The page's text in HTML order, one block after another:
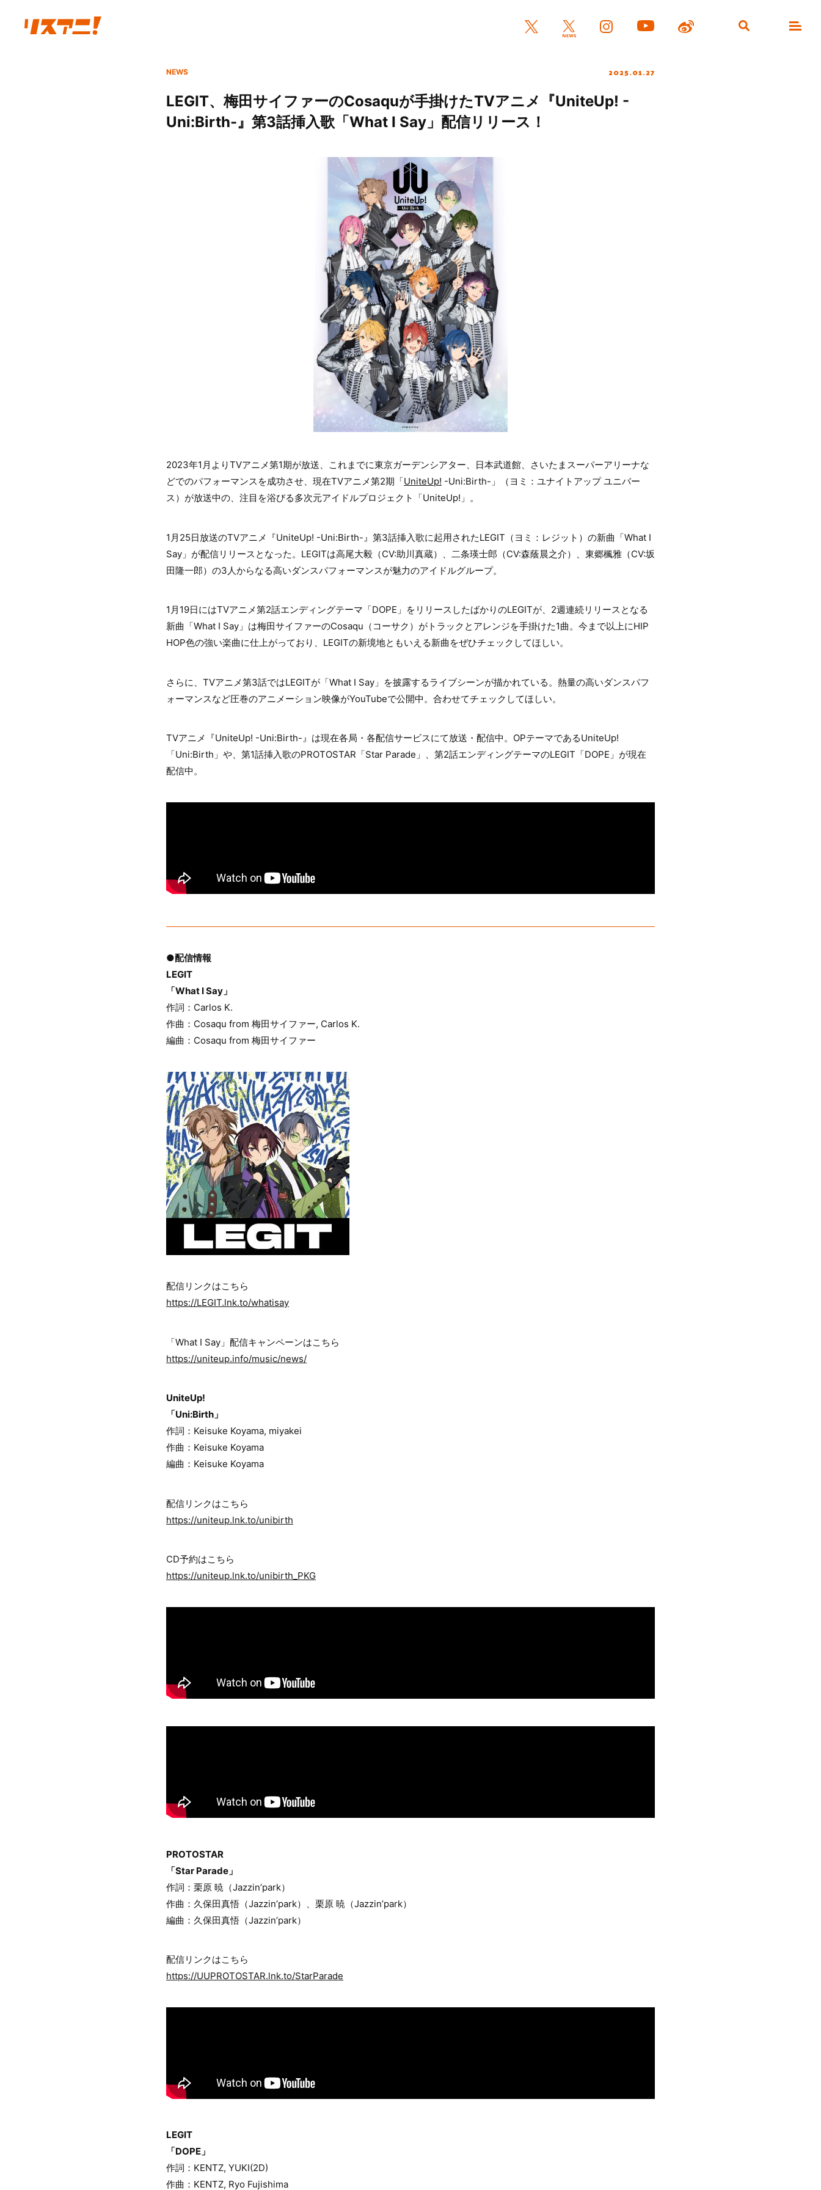
NEWS 2025.01.27
LEGIT、梅田サイファーのCosaquが手掛けたTVアニメ『UniteUp! -
Uni:Birth-』第3話挿入歌「What I Say」配信リリース！
2023年1月よりTVアニメ第1期が放送、これまでに東京ガーデンシアター、日本武道館、さいたまスーパーアリーナな
どでのパフォーマンスを成功させ、現在TVアニメ第2期「UniteUp! -Uni:Birth-」（ヨミ：ユナイトアップ ユニバー
ス）が放送中の、注目を浴びる多次元アイドルプロジェクト「UniteUp!」。
1月25日放送のTVアニメ『UniteUp! -Uni:Birth-』第3話挿入歌に起用されたLEGIT（ヨミ：レジット）の新曲「What I
Say」が配信リリースとなった。LEGITは高尾大毅（CV:助川真蔵）、二条瑛士郎（CV:森蔭晨之介）、東郷楓雅（CV:坂
田隆一郎）の3人からなる高いダンスパフォーマンスが魅力のアイドルグループ。
1月19日にはTVアニメ第2話エンディングテーマ「DOPE」をリリースしたばかりのLEGITが、2週連続リリースとなる
新曲「What I Say」は梅田サイファーのCosaqu（コーサク）がトラックとアレンジを手掛けた1曲。今まで以上にHIP
HOP色の強い楽曲に仕上がっており、LEGITの新境地ともいえる新曲をぜひチェックしてほしい。
さらに、TVアニメ第3話ではLEGITが「What I Say」を披露するライブシーンが描かれている。熱量の高いダンスパフ
ォーマンスなど圧巻のアニメーション映像がYouTubeで公開中。合わせてチェックしてほしい。
TVアニメ『UniteUp! -Uni:Birth-』は現在各局・各配信サービスにて放送・配信中。OPテーマであるUniteUp!
「Uni:Birth」や、第1話挿入歌のPROTOSTAR「Star Parade」、第2話エンディングテーマのLEGIT「DOPE」が現在
配信中。
●配信情報
LEGIT
「What I Say」
作詞：Carlos K.
作曲：Cosaqu from 梅田サイファー, Carlos K.
編曲：Cosaqu from 梅田サイファー
配信リンクはこちら
https://LEGIT.lnk.to/whatisay
「What I Say」配信キャンペーンはこちら
https://uniteup.info/music/news/
UniteUp!
「Uni:Birth」
作詞：Keisuke Koyama, miyakei
作曲：Keisuke Koyama
編曲：Keisuke Koyama
配信リンクはこちら
https://uniteup.lnk.to/unibirth
CD予約はこちら
https://uniteup.lnk.to/unibirth_PKG
PROTOSTAR
「Star Parade」
作詞：栗原 暁（Jazzin’park）
作曲：久保田真悟（Jazzin’park）、栗原 暁（Jazzin’park）
編曲：久保田真悟（Jazzin’park）
配信リンクはこちら
https://UUPROTOSTAR.lnk.to/StarParade
LEGIT
「DOPE」
作詞：KENTZ, YUKI(2D)
作曲：KENTZ, Ryo Fujishima